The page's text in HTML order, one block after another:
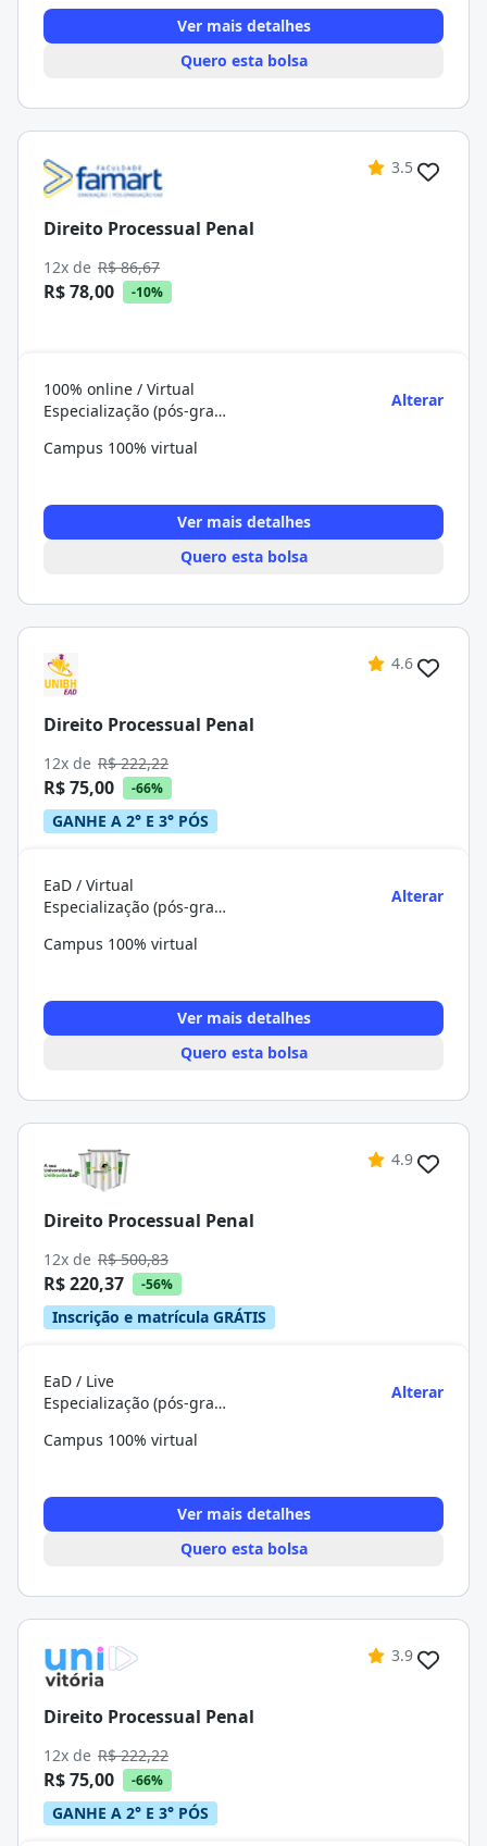
Ver mais detalhes
Quero esta bolsa
3.5
Direito Processual Penal
12x de R$ 86,67
R$ 78,00 -10%
100% online / Virtual
Especialização (pós-graduação)
Alterar
Campus 100% virtual
Ver mais detalhes
Quero esta bolsa
4.6
Direito Processual Penal
12x de R$ 222,22
R$ 75,00 -66%
GANHE A 2° E 3° PÓS
EaD / Virtual
Especialização (pós-graduação)
Alterar
Campus 100% virtual
Ver mais detalhes
Quero esta bolsa
4.9
Direito Processual Penal
12x de R$ 500,83
R$ 220,37 -56%
Inscrição e matrícula GRÁTIS
EaD / Live
Especialização (pós-graduação)
Alterar
Campus 100% virtual
Ver mais detalhes
Quero esta bolsa
3.9
Direito Processual Penal
12x de R$ 222,22
R$ 75,00 -66%
GANHE A 2° E 3° PÓS